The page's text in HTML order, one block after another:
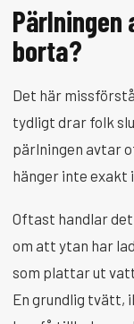
Pärlningen
borta?
Det här
tydligt drar folk
pärlningen avtar
hänger inte exakt
Oftast handlar
om att ytan har
som plattar ut
En grundlig tvätt,